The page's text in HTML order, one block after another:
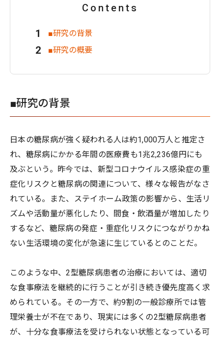
Contents
■研究の背景
■研究の概要
■研究の背景
日本の糖尿病が強く疑われる人は約1,000万人と推定さ
れ、糖尿病にかかる年間の医療費も1兆2,236億円にも
及ぶという。昨今では、新型コロナウイルス感染症の重
症化リスクと糖尿病の関連について、様々な報告がなさ
れている。また、ステイホーム政策の影響から、生活リ
ズムや活動量が悪化したり、間食・飲酒量が増加したり
するなど、糖尿病の発症・重症化リスクにつながりかね
ない生活環境の変化が急速に生じているとのことだ。
このような中、2型糖尿病患者の治療においては、適切
な食事療法を継続的に行うことが引き続き優先度高く求
められている。その一方で、約9割の一般診療所では管
理栄養士が不在であり、現実には多くの2型糖尿病患者
が、十分な食事療法を受けられない状態となっている可